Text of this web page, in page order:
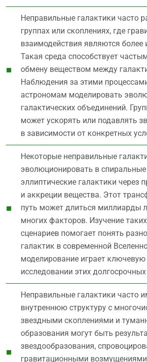
Неправильные галактики часто
группах или скоплениях, где
взаимодействия являются более
Такая среда способствует
обмену веществом между
Наблюдения за этими
астрономам моделировать
галактических объединений.
может ускорять или подавлять
в зависимости от конкретных
Некоторые неправильные
эволюционировать в спиральные
эллиптические галактики через
и аккреции вещества. Этот
путь может длиться миллиарды
многих факторов. Изучение
сценариев помогает понять
галактик в современной
моделирование играет
исследовании этих
Неправильные галактики часто
внутреннюю структуру с
звездными скоплениями и
образования могут быть
звездообразования,
гравитационными